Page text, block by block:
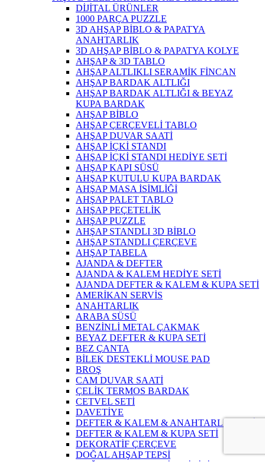
DİJİTAL ÜRÜNLER
1000 PARÇA PUZZLE
3D AHŞAP BİBLO & PAPATYA
ANAHTARLIK
3D AHŞAP BİBLO & PAPATYA KOLYE
AHŞAP & 3D TABLO
AHŞAP ALTLIKLI SERAMİK FİNCAN
AHŞAP BARDAK ALTLIĞI
AHŞAP BARDAK ALTLIĞI & BEYAZ
KUPA BARDAK
AHŞAP BİBLO
AHŞAP ÇERÇEVELİ TABLO
AHŞAP DUVAR SAATİ
AHŞAP İÇKİ STANDI
AHŞAP İÇKİ STANDI HEDİYE SETİ
AHŞAP KAPI SÜSÜ
AHŞAP KUTULU KUPA BARDAK
AHŞAP MASA İSİMLİĞİ
AHŞAP PALET TABLO
AHŞAP PEÇETELİK
AHŞAP PUZZLE
AHŞAP STANDLI 3D BİBLO
AHŞAP STANDLI ÇERÇEVE
AHŞAP TABELA
AJANDA & DEFTER
AJANDA & KALEM HEDİYE SETİ
AJANDA DEFTER & KALEM & KUPA SETİ
AMERİKAN SERVİS
ANAHTARLIK
ARABA SÜSÜ
BENZİNLİ METAL ÇAKMAK
BEYAZ DEFTER & KUPA SETİ
BEZ ÇANTA
BİLEK DESTEKLİ MOUSE PAD
BROŞ
CAM DUVAR SAATİ
ÇELİK TERMOS BARDAK
CETVEL SETİ
DAVETİYE
DEFTER & KALEM & ANAHTARLIK SETİ
DEFTER & KALEM & KUPA SETİ
DEKORATİF ÇERÇEVE
DOĞAL AHŞAP TEPSİ